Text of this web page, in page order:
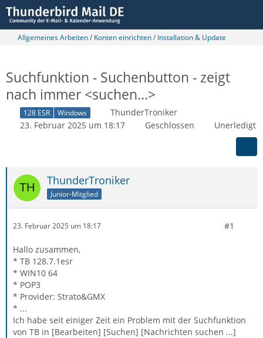
Allgemeines Arbeiten / Konten einrichten / Installation & Update
Suchfunktion - Suchenbutton - zeigt
nach immer <suchen...>
128 ESR Windows
ThunderTroniker
23. Februar 2025 um 18:17
Geschlossen Unerledigt
ThunderTroniker
Junior-Mitglied
23. Februar 2025 um 18:17 #1
Hallo zusammen,
* TB 128.7.1esr
* WIN10 64
* POP3
* Provider: Strato&GMX
* ...
Ich habe seit einiger Zeit ein Problem mit der Suchfunktion
von TB in [Bearbeiten] [Suchen] [Nachrichten suchen ...]